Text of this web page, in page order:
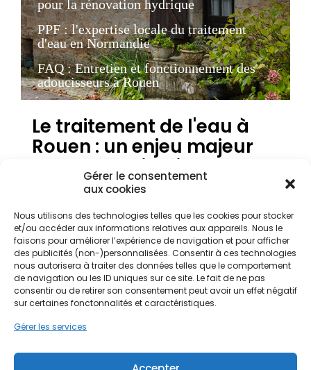
Gérer le consentement
aux cookies
Nous utilisons des technologies telles que les cookies pour stocker
et/ou accéder aux informations relatives aux appareils. Nous le
faisons pour améliorer l’expérience de navigation et pour afficher
des publicités (non-)personnalisées. Consentir à ces technologies
nous autorisera à traiter des données telles que le comportement
de navigation ou les ID uniques sur ce site. Le fait de ne pas
consentir ou de retirer son consentement peut avoir un effet négatif
sur certaines fonctonnalités et caractéristiques.
Gérer les services
pour la rénovation hydrique
PPF : l'expertise locale du traitement
d'eau en Normandie
FAQ : Entretien et fonctionnement des
adoucisseurs à Rouen
Le traitement de l'eau à
Rouen : un enjeu majeur
pour le patrimoine et le
confort
Dans la métropole de Rouen, la qualité de l'eau est
une préoccupation centrale pour les propriétaires
soucieux de préserver leur habitat. L'eau distribuée
en Seine-Maritime présente souvent une dureté
significative, caractéristique des sols crayeux de la
région Normandie. Cette eau dite "dure" ou
particulièrement dans un contexte urbain mêlant
Que ce soit dans les maisons à colombages du